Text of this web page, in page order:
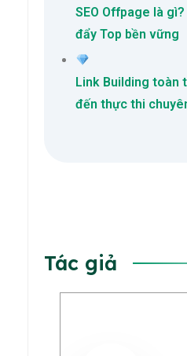
SEO Offpage là
đẩy Top bền vững
Link Building toàn
đến thực thi
Tác giả